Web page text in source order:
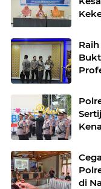
di